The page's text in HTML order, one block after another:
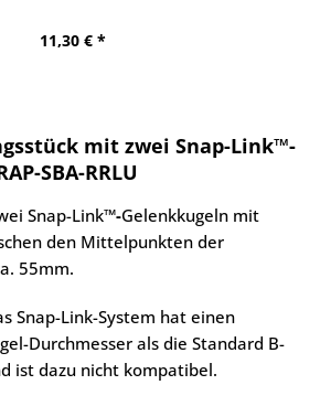
11,30 € *
mit zwei Snap-Link™-
SBA-RRLU
Snap-Link™-Gelenkkugeln mit
den Mittelpunkten der
55mm.
Snap-Link-System hat einen
Durchmesser als die Standard B-
ist dazu nicht kompatibel.